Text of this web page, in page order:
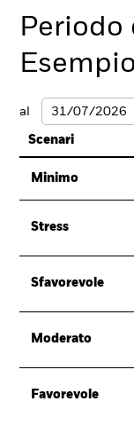
al
Scenari
Minimo
Stress
Sfavorevole
Moderato
Favorevole